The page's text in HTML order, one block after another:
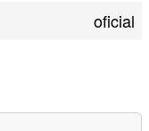
oficial